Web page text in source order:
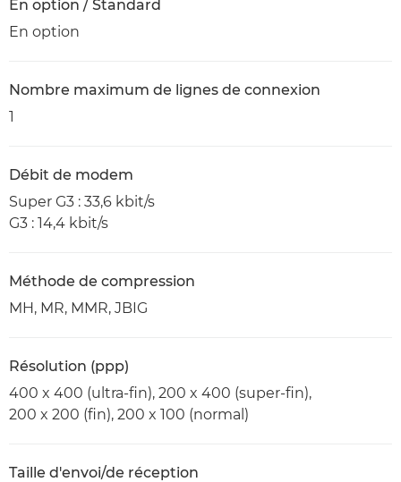
En option / Standard
En option
Nombre maximum de lignes de connexion
1
Débit de modem
Super G3 : 33,6 kbit/s
G3 : 14,4 kbit/s
Méthode de compression
MH, MR, MMR, JBIG
Résolution (ppp)
400 x 400 (ultra-fin), 200 x 400 (super-fin),
200 x 200 (fin), 200 x 100 (normal)
Taille d'envoi/de réception